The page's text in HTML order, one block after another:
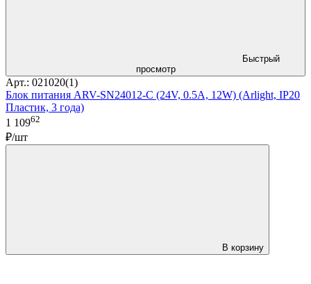
Быстрый
просмотр
Арт.: 021020(1)
Блок питания ARV-SN24012-C (24V, 0.5A, 12W) (Arlight, IP20
Пластик, 3 года)
1 10962
₽/шт
В корзину